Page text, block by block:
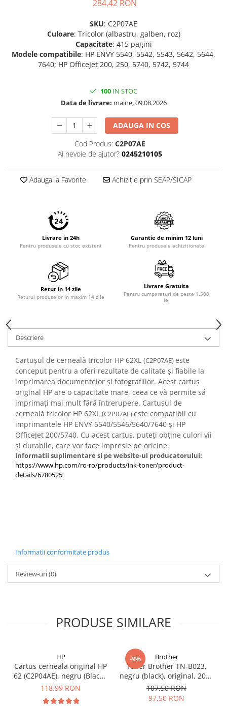
284,42 RON
SKU: C2P07AE
Culoare: Tricolor (albastru, galben, roz)
Capacitate: 415 pagini
Modele compatibile: HP ENVY 5540, 5542, 5543, 5642, 5644,
7640; HP OfficeJet 200, 250, 5740, 5742, 5744
100 IN STOC
Data de livrare: maine, 09.08.2026
ADAUGA IN COS
Cod Produs: C2P07AE
Ai nevoie de ajutor? 0245210105
Adauga la Favorite Achiziție prin SEAP/SICAP
Livrare in 24h
Pentru produsele cu stoc existent
Garantie de minim 12 luni
Pentru produsele achizitionate
Retur in 14 zile
Returul produselor in maxim 14 zile
Livrare Gratuita
Pentru cumparaturi de peste 1.500
lei
Descriere
Cartușul de cerneală tricolor HP 62XL (C2P07AE)este
conceput pentru a oferi rezultate de calitate și fiabile la
imprimarea documentelor și fotografiilor. Acest cartuș
original HP are o capacitate mare, ceea ce vă permite să
imprimați mai mult fără întrerupere. Cartușul de
cerneală tricolor HP 62XL (C2P07AE)este compatibil cu
imprimantele HP ENVY 5540/5546/5640/7640 și HP
OfficeJet 200/5740. Cu acest cartuș, puteți obține culori vii
și durabile, care vor face impresie pe oricine.
Informatii suplimentare si pe website-ul producatorului:
https://www.hp.com/ro-ro/products/ink-toner/product-
details/6780525
Informatii conformitate produs
Review-uri(0)
PRODUSE SIMILARE
HP
Cartus cerneala original HP
62 (C2P04AE), negru (Black),
200 pagini
118,99 RON
-9% Brother
Toner Brother TN-B023,
negru (black), original, 2000
pagini
107,50 RON
97,50 RON